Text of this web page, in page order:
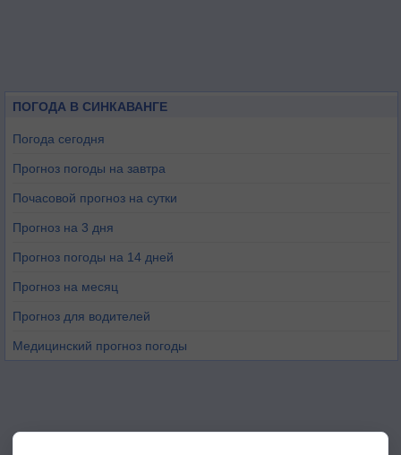
ПОГОДА В СИНКАВАНГЕ
Погода сегодня
Прогноз погоды на завтра
Почасовой прогноз на сутки
Прогноз на 3 дня
Прогноз погоды на 14 дней
Прогноз на месяц
Прогноз для водителей
Медицинский прогноз погоды